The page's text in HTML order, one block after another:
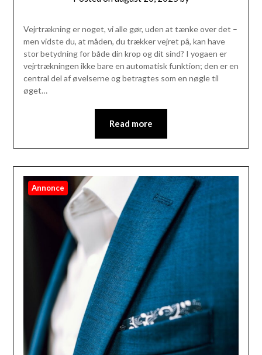
Vejrtrækning er noget, vi alle gør, uden at tænke over det –
men vidste du, at måden, du trækker vejret på, kan have
stor betydning for både din krop og dit sind? I yogaen er
vejrtrækningen ikke bare en automatisk funktion; den er en
central del af øvelserne og betragtes som en nøgle til
øget…
Read more
Annonce